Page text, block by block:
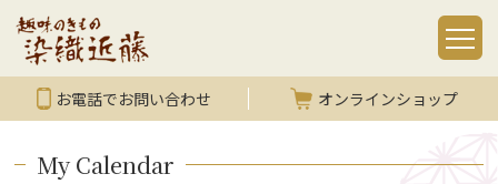
お電話でお問い合わせ オンラインショップ
My Calendar